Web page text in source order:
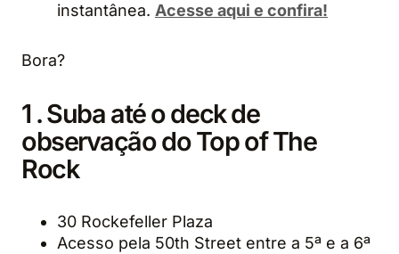
instantânea. Acesse aqui e confira!
Bora?
1 . Suba até o deck de
observação do Top of The
Rock
30 Rockefeller Plaza
Acesso pela 50th Street entre a 5ª e a 6ª